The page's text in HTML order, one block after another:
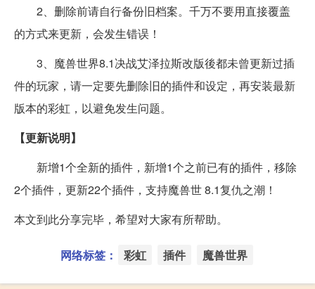
2、删除前请自行备份旧档案。千万不要用直接覆盖
的方式来更新，会发生错误！
3、魔兽世界8.1决战艾泽拉斯改版後都未曾更新过插
件的玩家，请一定要先删除旧的插件和设定，再安装最新
版本的彩虹，以避免发生问题。
【更新说明】
新增1个全新的插件，新增1个之前已有的插件，移除
2个插件，更新22个插件，支持魔兽世 8.1复仇之潮！
本文到此分享完毕，希望对大家有所帮助。
网络标签： 彩虹 插件 魔兽世界